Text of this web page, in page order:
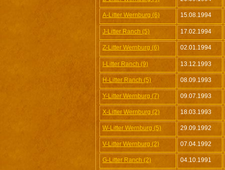
A-Litter Wernburg (6) 15.08.1994
J-Litter Ranch (5) 17.02.1994
Z-Litter Wernburg (6) 02.01.1994
I-Litter Ranch (9) 13.12.1993
H-Litter Ranch (5) 08.09.1993
Y-Litter Wernburg (7) 09.07.1993
X-Litter Wernburg (2) 18.03.1993
W-Litter Wernburg (5) 29.09.1992
V-Litter Wernburg (2) 07.04.1992
G-Litter Ranch (2) 04.10.1991